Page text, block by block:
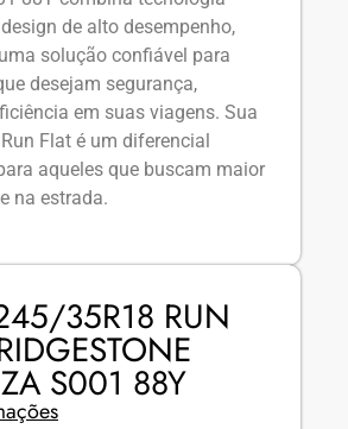
de alto desempenho,
solução confiável para
desejam segurança,
em suas viagens. Sua
Flat é um diferencial
aqueles que buscam maior
na estrada.
35R18 RUN
S001 88Y